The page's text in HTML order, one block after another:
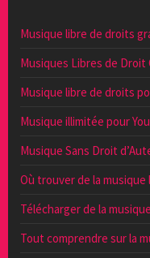
Musique libre de droits
Musiques Libres de Droit
Musique libre de droits
Musique illimitée pour
Musique Sans Droit
Où trouver de la
Télécharger de la
Tout comprendre sur la